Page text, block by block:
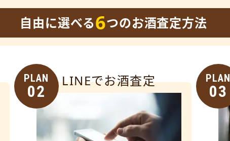
自由に選べる6つのお酒査定方法
PLAN
02
LINEでお酒査定 PLAN
03